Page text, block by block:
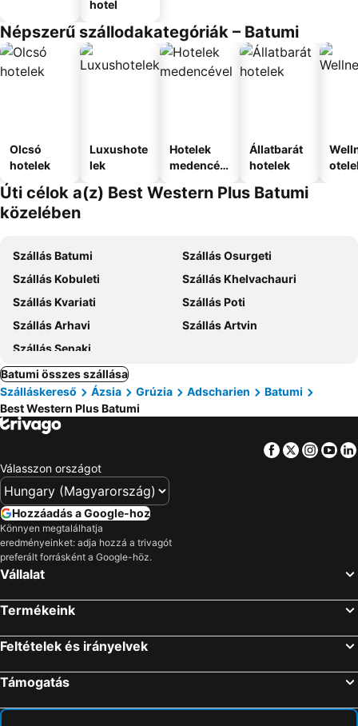
hotel
Népszerű szállodakategóriák – Batumi
Olcsó
hotelek
Luxushote
lek
Hotelek
medencév
Állatbarát
hotelek
Úti célok a(z) Best Western Plus Batumi
közelében
Szállás Batumi
Szállás Osurgeti
Szállás Kobuleti
Szállás Khelvachauri
Szállás Kvariati
Szállás Poti
Szállás Arhavi
Szállás Artvin
Szállás Senaki
Batumi összes szállása
Szálláskereső
Ázsia Grúzia Adscharien
Batumi
Best Western Plus Batumi
Facebook
Twitter
Válasszon országot
Hozzáadás a Google-hoz
Könnyen megtalálhatja
eredményeinket: adja hozzá a trivagót
preferált forrásként a Google-höz.
Vállalat
Termékeink
Feltételek és irányelvek
Támogatás